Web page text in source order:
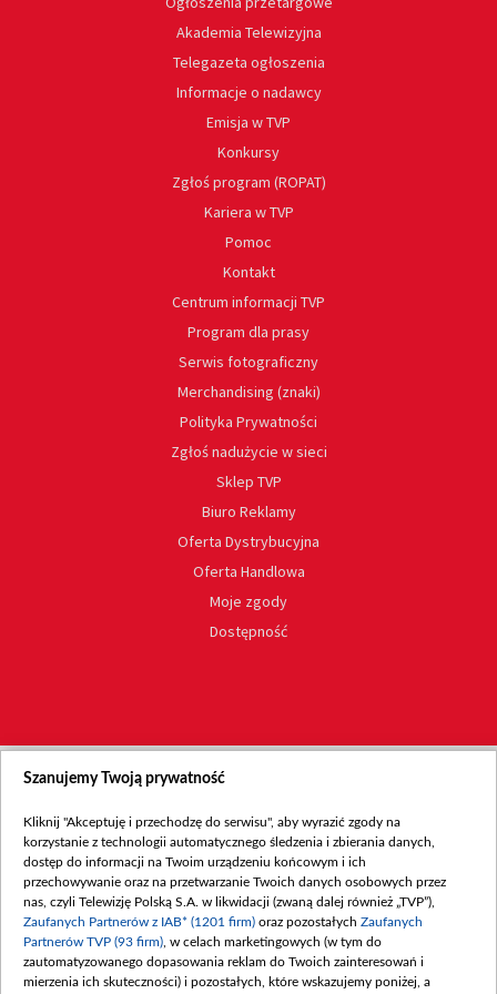
Akademia Telewizyjna
Telegazeta ogłoszenia
Informacje o nadawcy
Emisja w TVP
Konkursy
Zgłoś program (ROPAT)
Kariera w TVP
Pomoc
Kontakt
Centrum informacji TVP
Program dla prasy
Serwis fotograficzny
Merchandising (znaki)
Polityka Prywatności
Zgłoś nadużycie w sieci
Sklep TVP
Biuro Reklamy
Oferta Dystrybucyjna
Oferta Handlowa
Moje zgody
Dostępność
Szanujemy Twoją prywatność
Kliknij "Akceptuję i przechodzę do serwisu", aby wyrazić zgody na
korzystanie z technologii automatycznego śledzenia i zbierania danych,
dostęp do informacji na Twoim urządzeniu końcowym i ich
przechowywanie oraz na przetwarzanie Twoich danych osobowych przez
nas, czyli Telewizję Polską S.A. w likwidacji (zwaną dalej również „TVP”),
Zaufanych Partnerów z IAB* (1201 firm) oraz pozostałych Zaufanych
Partnerów TVP (93 firm) , w celach marketingowych (w tym do
zautomatyzowanego dopasowania reklam do Twoich zainteresowań i
mierzenia ich skuteczności) i pozostałych, które wskazujemy poniżej, a